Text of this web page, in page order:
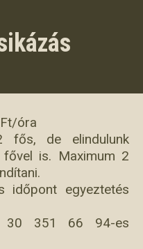
óra
fős, de elindulunk
is. Maximum 2
időpont egyeztetés
30 351 66 94-es